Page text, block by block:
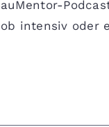
intensiv oder